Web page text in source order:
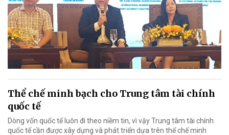
Thể chế minh bạch cho Trung tâm tài chính
quốc tế
Dòng vốn quốc tế luôn đi theo niềm tin, vì vậy Trung tâm tài chính
quốc tế cần được xây dựng và phát triển dựa trên thể chế minh